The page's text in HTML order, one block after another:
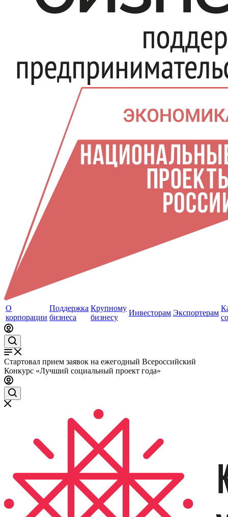
О
корпорации
Поддержка
бизнеса
Крупному
бизнесу
Инвесторам Экспортерам
Стартовал прием заявок на ежегодный Всероссийский
Конкурс «Лучший социальный проект года»